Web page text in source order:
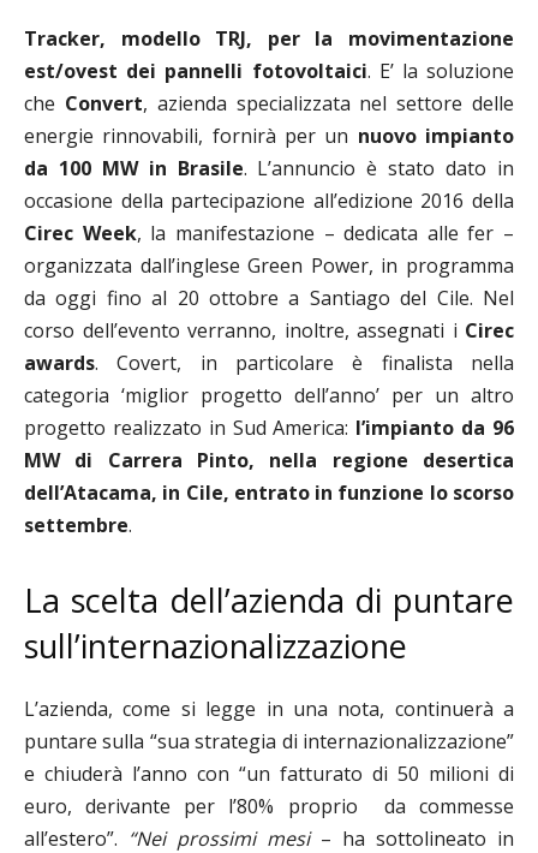
Tracker, modello TRJ, per la movimentazione
est/ovest dei pannelli fotovoltaici. E’ la soluzione
che Convert, azienda specializzata nel settore delle
energie rinnovabili, fornirà per un nuovo impianto
da 100 MW in Brasile. L’annuncio è stato dato in
occasione della partecipazione all’edizione 2016 della
Cirec Week, la manifestazione – dedicata alle fer –
organizzata dall’inglese Green Power, in programma
da oggi fino al 20 ottobre a Santiago del Cile. Nel
corso dell’evento verranno, inoltre, assegnati i Cirec
awards. Covert, in particolare è finalista nella
categoria ‘miglior progetto dell’anno’ per un altro
progetto realizzato in Sud America: l’impianto da 96
MW di Carrera Pinto, nella regione desertica
dell’Atacama, in Cile, entrato in funzione lo scorso
settembre.
La scelta dell’azienda di puntare
sull’internazionalizzazione
L’azienda, come si legge in una nota, continuerà a
puntare sulla “sua strategia di internazionalizzazione”
e chiuderà l’anno con “un fatturato di 50 milioni di
euro, derivante per l’80% proprio da commesse
all’estero”. “Nei prossimi mesi– ha sottolineato in